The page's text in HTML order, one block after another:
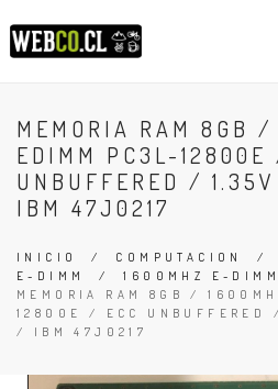
MEMORIA RAM 8GB /
EDIMM PC3L-12800E
UNBUFFERED /
IBM 47J0217
INICIO / COMPUTACION /
E-DIMM
/1600MHZ E-
MEMORIA RAM 8GB /
12800E / ECC
/ IBM 47J0217